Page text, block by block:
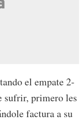
el empate 2-
sufrir, primero les
factura a su